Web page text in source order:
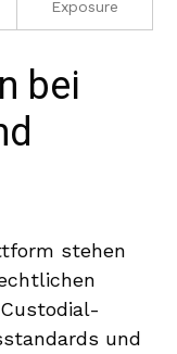
Exposure
bei
stehen
und